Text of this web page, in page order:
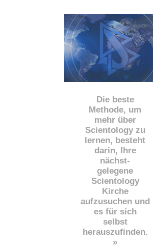
Die beste
Methode, um
mehr über
Scientology zu
lernen, besteht
darin, Ihre
nächst-
gelegene
Scientology
Kirche
aufzusuchen und
es für sich
selbst
herauszufinden.
»